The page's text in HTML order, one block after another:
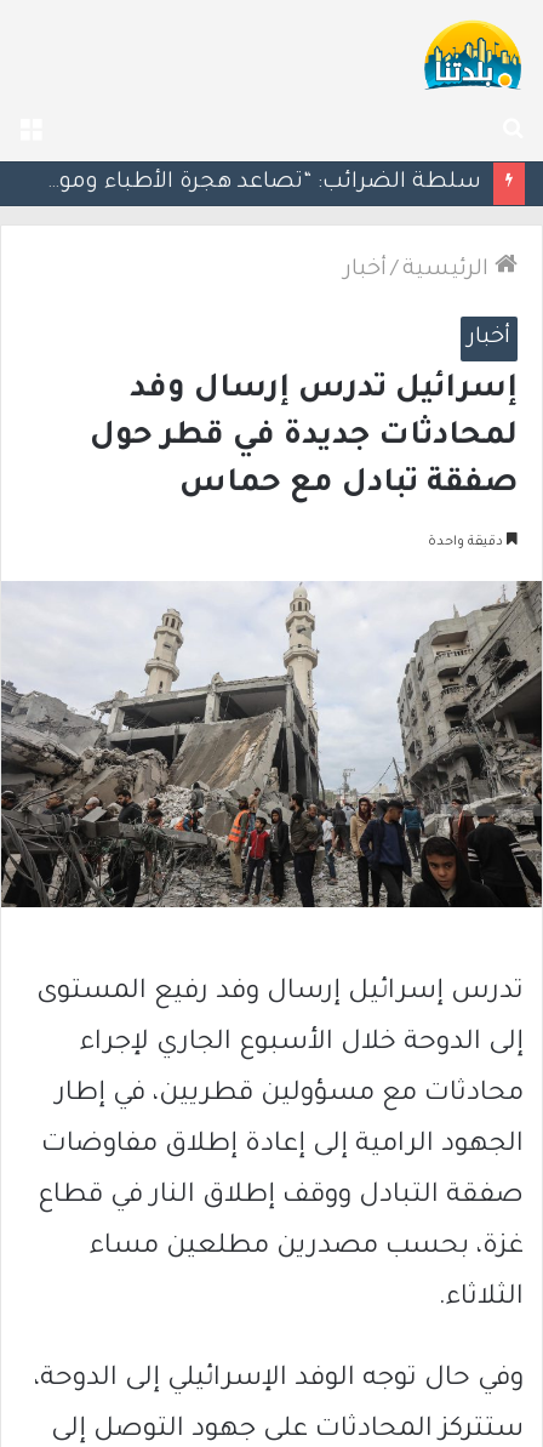
عن
مسؤول إسرائيلي: الحكومة اللبنانية وافقت على وجود الجيش الإسرائيلي داخل أراضيها
الرئيسية / أخبار
أخبار
إسرائيل تدرس إرسال وفد
لمحادثات جديدة في قطر حول
صفقة تبادل مع حماس
دقيقة واحدة
تدرس إسرائيل إرسال وفد رفيع المستوى
إلى الدوحة خلال الأسبوع الجاري لإجراء
محادثات مع مسؤولين قطريين، في إطار
الجهود الرامية إلى إعادة إطلاق مفاوضات
صفقة التبادل ووقف إطلاق النار في قطاع
غزة، بحسب مصدرين مطلعين مساء
الثلاثاء.
وفي حال توجه الوفد الإسرائيلي إلى الدوحة،
ستتركز المحادثات على جهود التوصل إلى